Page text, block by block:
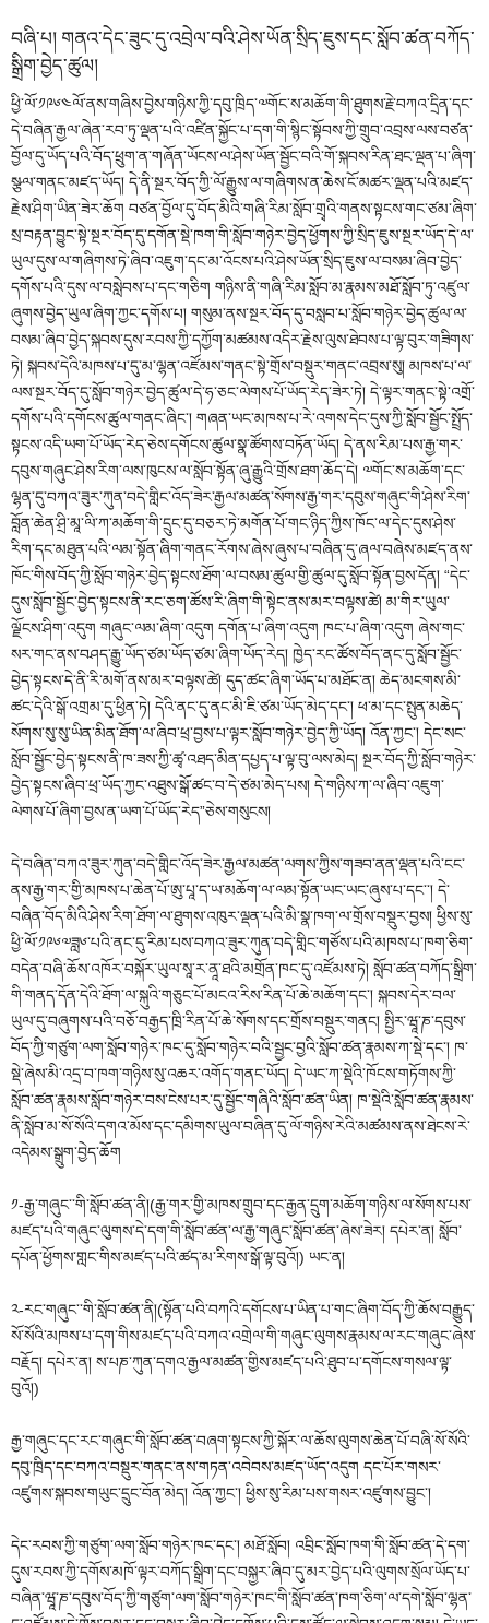
བཞི་པ། གནའ་དེང་ཟུང་དུ་འབྲེལ་བའི་ཤེས་ཡོན་སྲིད་ཇུས་དང་སློབ་ཚན་བཀོད་
སྒྲིག་བྱེད་ཚུལ།
ཕྱི་ལོ་༡༩༦༤ལོ་ནས་གཞིས་བྱེས་གཉིས་ཀྱི་དབུ་ཁྲིད་༧གོང་ས་མཆོག་གི་ཐུགས་རྗེ་བཀའ་དྲིན་དང་
དེ་བཞིན་རྒྱལ་ཞེན་རབ་ཏུ་ལྡན་པའི་འཛིན་སྐྱོང་པ་དག་གི་སྙིང་སྟོབས་ཀྱི་གྲུབ་འབྲས་ལས་བཙན་
བྱོལ་དུ་ཡོད་པའི་བོད་ཕྲུག་ན་གཞོན་ཡོངས་ལ་ཤེས་ཡོན་སྦྱོང་བའི་གོ་སྐབས་རིན་ཐང་ལྡན་པ་ཞིག་
སྩལ་གནང་མཛད་ཡོད། དེ་ནི་སྔར་བོད་ཀྱི་ལོ་རྒྱུས་ལ་གཞིགས་ན་ཆེས་ངོ་མཚར་ལྡན་པའི་མཛད་
རྗེས་ཤིག་ཡིན་ཟེར་ཆོག བཙན་བྱོལ་དུ་བོད་མིའི་གཞི་རིམ་སློབ་གྲྭའི་གནས་སྟངས་གང་ཙམ་ཞིག་
སྲ་བརྟན་བྱུང་སྟེ་སྔར་བོད་དུ་དགོན་སྡེ་ཁག་གི་སློབ་གཉེར་བྱེད་ཕྱོགས་ཀྱི་སྲིད་ཇུས་སྔར་ཡོད་དེ་ལ་
ཡུལ་དུས་ལ་གཞིགས་ཏེ་ཞིབ་འཇུག་དང་མ་འོངས་པའི་ཤེས་ཡོན་སྲིད་ཇུས་ལ་བསམ་ཞིབ་བྱེད་
དགོས་པའི་དུས་ལ་བསླེབས་པ་དང་གཅིག གཉིས་ནི་གཞི་རིམ་སློབ་མ་རྣམས་མཐོ་སློབ་ཏུ་འཛུལ་
ཞུགས་བྱེད་ཡུལ་ཞིག་ཀྱང་དགོས་པ། གསུམ་ནས་སྔར་བོད་དུ་བསླབ་པ་སློབ་གཉེར་བྱེད་ཚུལ་ལ་
བསམ་ཞིབ་བྱེད་སྐབས་དུས་རབས་ཀྱི་དཀྱོག་མཚམས་འདིར་རྗེས་ལུས་ཐེབས་པ་ལྟ་བུར་གཟིགས་
ཏེ། སྐབས་དེའི་མཁས་པ་དུ་མ་ལྷན་འཛོམས་གནང་སྟེ་གྲོས་བསྡུར་གནང་འབྲས་སུ། མཁས་པ་ལ་
ལས་སྔར་བོད་དུ་སློབ་གཉེར་བྱེད་ཚུལ་དེ་ཧ་ཅང་ལེགས་པོ་ཡོད་རེད་ཟེར་ཏེ། དེ་ལྟར་གནང་སྟེ་འགྲོ་
དགོས་པའི་དགོངས་ཚུལ་གནང་ཞིང་། གཞན་ཡང་མཁས་པ་རེ་འགས་དེང་དུས་ཀྱི་སློབ་སྦྱོང་སྤྲོད་
སྟངས་འདི་ཡག་པོ་ཡོད་རེད་ཅེས་དགོངས་ཚུལ་སྣ་ཚོགས་བཏོན་ཡོད། དེ་ནས་རིམ་པས་རྒྱ་གར་
དབུས་གཞུང་ཤེས་རིག་ལས་ཁུངས་ལ་སློབ་སྟོན་ཞུ་རྒྱུའི་གྲོས་ཐག་ཆོད་དེ། ༧གོང་ས་མཆོག་དང་
ལྷན་དུ་བཀའ་ཟུར་ཀུན་བདེ་གླིང་འོད་ཟེར་རྒྱལ་མཚན་སོགས་རྒྱ་གར་དབུས་གཞུང་གི་ཤེས་རིག་
བློན་ཆེན་ཤྲི་མཱ་ལི་ཀ་མཆོག་གི་དྲུང་དུ་བཅར་ཏེ་མགོན་པོ་གང་ཉིད་ཀྱིས་ཁོང་ལ་དེང་དུས་ཤེས་
རིག་དང་མཐུན་པའི་ལམ་སྟོན་ཞིག་གནང་རོགས་ཞེས་ཞུས་པ་བཞིན་དུ་ཞལ་བཞེས་མཛད་ནས་
ཁོང་གིས་བོད་ཀྱི་སློབ་གཉེར་བྱེད་སྟངས་ཐོག་ལ་བསམ་ཚུལ་གྱི་ཚུལ་དུ་སློབ་སྟོན་བྱས་དོན། “དེང་
དུས་སློབ་སྦྱོང་བྱེད་སྟངས་ནི་རང་ཅག་ཚོས་རི་ཞིག་གི་སྟེང་ནས་མར་བལྟས་ཚེ། མ་གིར་ཡུལ་
ལྗོངས་ཤིག་འདུག གཞུང་ལམ་ཞིག་འདུག དགོན་པ་ཞིག་འདུག ཁང་པ་ཞིག་འདུག ཞེས་གང་
སར་གང་ནས་བཤད་རྒྱུ་ཡོད་ཙམ་ཡོད་ཙམ་ཞིག་ཡོད་རེད། ཁྱེད་རང་ཚོས་བོད་ནང་དུ་སློབ་སྦྱོང་
བྱེད་སྟངས་དེ་ནི་རི་མགོ་ནས་མར་བལྟས་ཚེ། དུད་ཚང་ཞིག་ཡོད་པ་མཐོང་ན། ཆེད་མངགས་མི་
ཚང་དེའི་སྒོ་འགྲམ་དུ་ཕྱིན་ཏེ། དེའི་ནང་དུ་ནང་མི་ཇི་ཙམ་ཡོད་མེད་དང་། ཕ་མ་དང་སྤུན་མཆེད་
སོགས་སུ་སུ་ཡིན་མིན་ཐོག་ལ་ཞིབ་ཕྲ་བྱས་པ་ལྟར་སློབ་གཉེར་བྱེད་ཀྱི་ཡོད། འོན་ཀྱང་། དེང་སང་
སློབ་སྦྱོང་བྱེད་སྟངས་ནི་ཁ་ཟས་ཀྱི་ཚྭ་འཐད་མིན་དཔྱད་པ་ལྟ་བུ་ལས་མེད། སྔར་བོད་ཀྱི་སློབ་གཉེར་
བྱེད་སྟངས་ཞིབ་ཕྲ་ཡོད་ཀྱང་འཐུས་སྒོ་ཚང་བ་དེ་ཙམ་མེད་པས། དེ་གཉིས་ཀ་ལ་ཞིབ་འཇུག་
ལེགས་པོ་ཞིག་བྱས་ན་ཡག་པོ་ཡོད་རེད”ཅེས་གསུངས།
དེ་བཞིན་བཀའ་ཟུར་ཀུན་བདེ་གླིང་འོད་ཟེར་རྒྱལ་མཚན་ལགས་ཀྱིས་གཟབ་ནན་ལྡན་པའི་ངང་
ནས་རྒྱ་གར་གྱི་མཁས་པ་ཆེན་པོ་ཨུ་པཱ་ད་ཡ་མཆོག་ལ་ལམ་སྟོན་ཡང་ཡང་ཞུས་པ་དང༌་། དེ་
བཞིན་བོད་མིའི་ཤེས་རིག་ཐོག་ལ་ཐུགས་འཁུར་ལྡན་པའི་མི་སྣ་ཁག་ལ་གྲོས་བསྡུར་བྱས། ཕྱིས་སུ་
ཕྱི་ལོ་༡༩༦༧ཟླ༦་པའི་ནང་དུ་རིམ་པས་བཀའ་ཟུར་ཀུན་བདེ་གླིང་གཙོས་པའི་མཁས་པ་ཁག་ཅིག་
བདེན་བཞི་ཆོས་འཁོར་བསྐོར་ཡུལ་སཱ་ར་ནཱ་ཐའི་མགྲོན་ཁང་དུ་འཛོམས་ཏེ། སློབ་ཚན་བཀོད་སྒྲིག་
གི་གནད་དོན་དེའི་ཐོག་ལ་སྐུའི་གཅུང་པོ་མངའ་རིས་རིན་པོ་ཆེ་མཆོག་དང་། སྐབས་དེར་བལ་
ཡུལ་དུ་བཞུགས་པའི་བཅོ་བརྒྱད་ཁྲི་རིན་པོ་ཆེ་སོགས་དང་གྲོས་བསྡུར་གནང། སྤྱིར་ཝཱ་ཎ་དབུས་
བོད་ཀྱི་གཙུག་ལག་སློབ་གཉེར་ཁང་དུ་སློབ་གཉེར་བའི་སྦྱང་བྱའི་སློབ་ཚན་རྣམས་ཀ་སྡེ་དང་། ཁ་
སྡེ་ཞེས་མི་འདྲ་བ་ཁག་གཉིས་སུ་འཆར་འགོད་གནང་ཡོད། དེ་ཡང་ཀ་སྡེའི་ཁོངས་གཏོགས་ཀྱི་
སློབ་ཚན་རྣམས་སློབ་གཉེར་བས་ངེས་པར་དུ་སྦྱོང་གཞིའི་སློབ་ཚན་ཡིན། ཁ་སྡེའི་སློབ་ཚན་རྣམས་
ནི་སློབ་མ་སོ་སོའི་དགའ་མོས་དང་དམིགས་ཡུལ་བཞིན་དུ་ལོ་གཉིས་རེའི་མཚམས་ནས་ཐེངས་རེ་
འདེམས་སྒྲུག་བྱེད་ཆོག
༡-རྒྱ་གཞུང་༌གི་སློབ་ཚན་ནི།(རྒྱ་གར་གྱི་མཁས་གྲུབ་དང་རྒྱན་དྲུག་མཆོག་གཉིས་ལ་སོགས་པས་
མཛད་པའི་གཞུང་ལུགས་དེ་དག་གི་སློབ་ཚན་ལ་རྒྱ་གཞུང་སློབ་ཚན་ཞེས་ཟེར། དཔེར་ན། སློབ་
དཔོན་ཕྱོགས་གླང་གིས་མཛད་པའི་ཚད་མ་རིགས་སྒོ་ལྟ་བུའོ།) ཡང་ན།
༢-རང་གཞུང་༌གི་སློབ་ཚན་ནི།(སྟོན་པའི་བཀའི་དགོངས་པ་ཡིན་པ་གང་ཞིག་བོད་ཀྱི་ཆོས་བརྒྱུད་
སོ་སོའི་མཁས་པ་དག་གིས་མཛད་པའི་བཀའ་འགྲེལ་གི་གཞུང་ལུགས་རྣམས་ལ་རང་གཞུང་ཞེས་
བརྗོད། དཔེར་ན། ས་པཎ་ཀུན་དགའ་རྒྱལ་མཚན་གྱིས་མཛད་པའི་ཐུབ་པ་དགོངས་གསལ་ལྟ་
བུའོ།)
རྒྱ་གཞུང་དང་རང་གཞུང་གི་སློབ་ཚན་བཞག་སྟངས་ཀྱི་སྐོར་ལ་ཆོས་ལུགས་ཆེན་པོ་བཞི་སོ་སོའི་
དབུ་ཁྲིད་དང་བཀའ་བསྡུར་གནང་ནས་གཏན་འབེབས་མཛད་ཡོད་འདུག དང་པོར་གསར་
འཛུགས་སྐབས་གཡུང་དྲུང་བོན་མེད། འོན་ཀྱང་། ཕྱིས་སུ་རིམ་པས་གསར་འཛུགས་བྱུང་།
དེང་རབས་ཀྱི་གཙུག་ལག་སློབ་གཉེར་ཁང་དང་། མཐོ་སློབ། འབྲིང་སློབ་ཁག་གི་སློབ་ཚན་དེ་དག་
དུས་རབས་ཀྱི་དགོས་མཁོ་ལྟར་བཀོད་སྒྲིག་དང་བསྐྱར་ཞིབ་དུ་མར་བྱེད་པའི་ལུགས་སྲོལ་ཡོད་པ་
བཞིན་ཝཱ་ཎ་དབུས་བོད་ཀྱི་གཙུག་ལག་སློབ་གཉེར་ཁང་གི་སློབ་ཚན་ཁག་ཅིག་ལ་དགེ་སློབ་ལྷན་